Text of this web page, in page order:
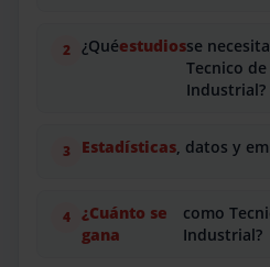
¿Quéestudiosse
Tecnico
Industrial?
Estadísticas, datos y
¿Cuánto se
gana
como
Industrial?